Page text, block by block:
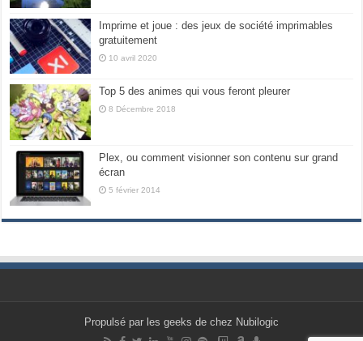
Imprime et joue : des jeux de société imprimables
gratuitement
10 avril 2020
Top 5 des animes qui vous feront pleurer
8 Décembre 2018
Plex, ou comment visionner son contenu sur grand
écran
5 février 2014
Propulsé par les geeks de chez Nubilogic